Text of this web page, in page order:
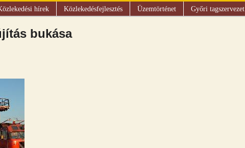
hírek Közlekedésfejlesztés Üzemtörténet Győri tagszervezet
bukása